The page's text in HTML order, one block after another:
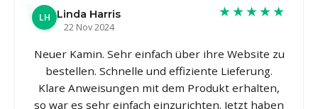
LH
Linda Harris
22 Nov 2024
★★★★★
Neuer Kamin. Sehr einfach über ihre Website zu
bestellen. Schnelle und effiziente Lieferung.
Klare Anweisungen mit dem Produkt erhalten,
so war es sehr einfach einzurichten. Jetzt haben